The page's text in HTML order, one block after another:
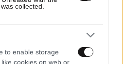
collected.
to enable storage
cookies on web or
ο Μπάμπης